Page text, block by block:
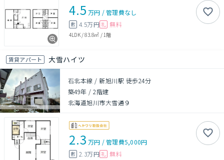
4.5 万円 /管理費なし
敷 4.5万円 礼 無料
4LDK/83.8㎡ / 1階
賃貸アパート 大雪ハイツ
石北本線 / 新旭川駅 徒歩24分
築49年 /2階建
北海道旭川市大雪通９
2.3 万円 /管理費5,000円
敷 2.3万円 礼 無料